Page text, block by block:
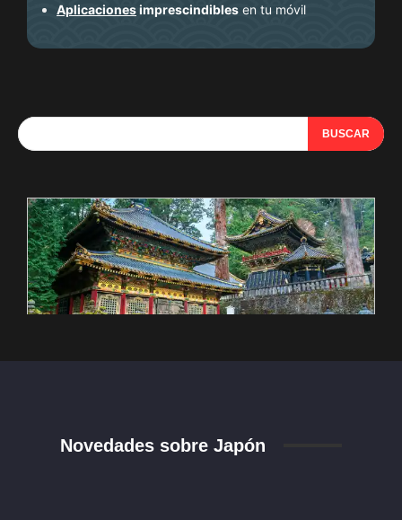
Aplicacionesimprescindibles en tu móvil
BUSCAR
Novedades sobre Japón